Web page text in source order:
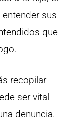
sus
que
recopilar
ser vital
denuncia.